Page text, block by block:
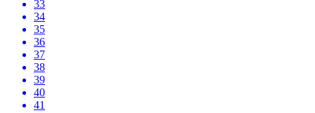
33
34
35
36
37
38
39
40
41